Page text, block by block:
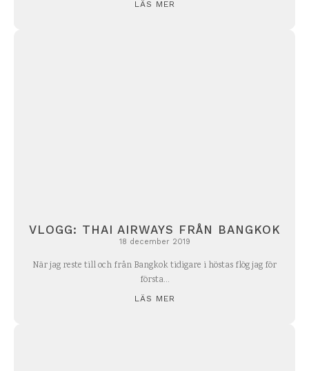
LÄS MER
VLOGG: THAI AIRWAYS FRÅN BANGKOK
18 december 2019
När jag reste till och från Bangkok tidigare i höstas flög jag för
första...
LÄS MER